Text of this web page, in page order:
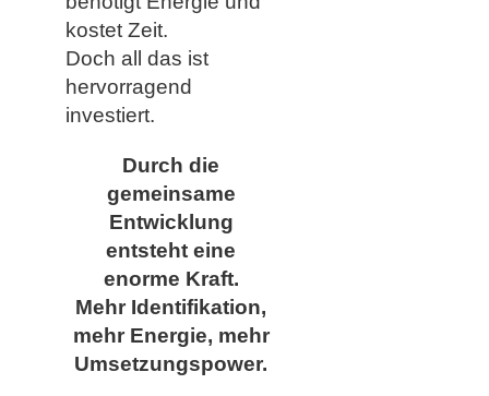
kostet Zeit.
Doch all das ist
hervorragend
investiert.
Durch die
gemeinsame
Entwicklung
entsteht eine
enorme Kraft.
Mehr Identifikation,
mehr Energie, mehr
Umsetzungspower.